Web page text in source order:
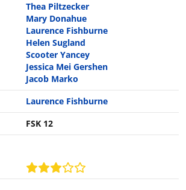
Thea Piltzecker
Mary Donahue
Laurence Fishburne
Helen Sugland
Scooter Yancey
Jessica Mei Gershen
Jacob Marko
Laurence Fishburne
FSK 12